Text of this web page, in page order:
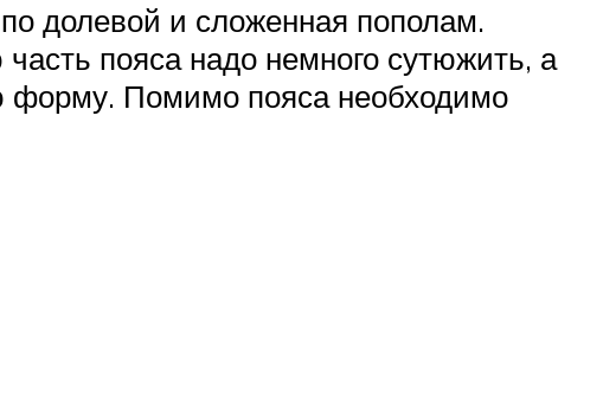
долевой и сложенная пополам.
пояса надо немного сутюжить, а
форму. Помимо пояса необходимо